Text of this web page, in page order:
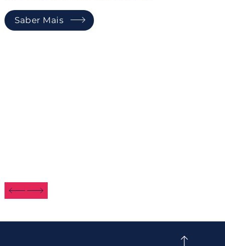
Saber Mais